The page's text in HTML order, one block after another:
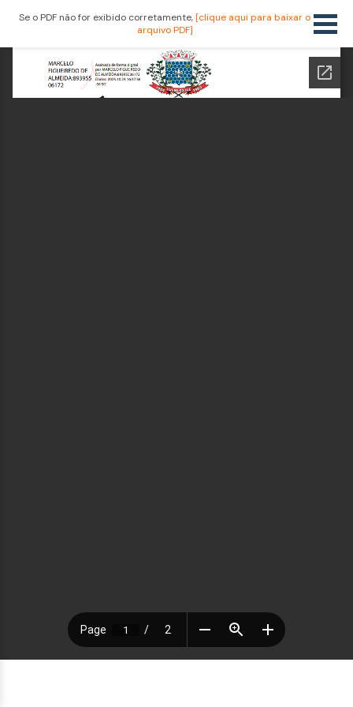
Se o PDF não for exibido corretamente,[clique aqui para baixar o
arquivo PDF]